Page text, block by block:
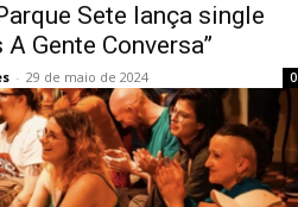
Sete lança single
A Gente Conversa”
- 29 de maio de 2024 0